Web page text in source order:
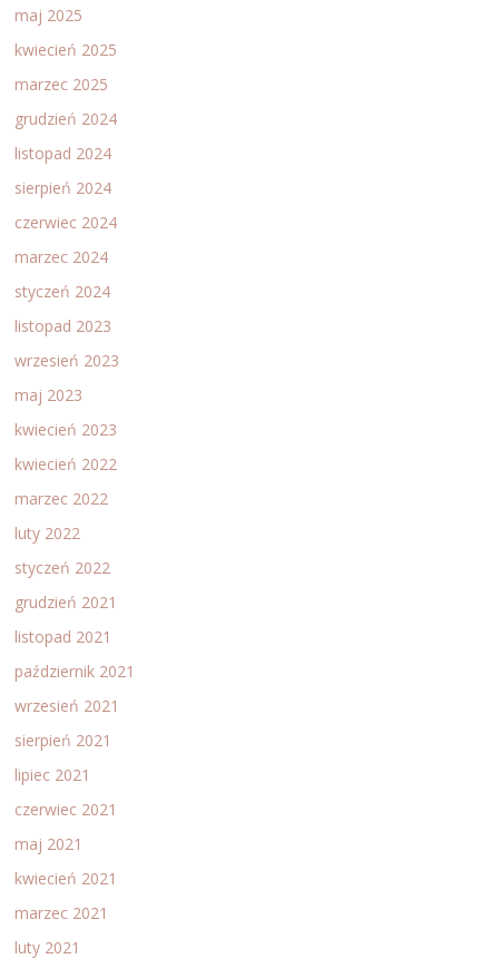
maj 2025
kwiecień 2025
marzec 2025
grudzień 2024
listopad 2024
sierpień 2024
czerwiec 2024
marzec 2024
styczeń 2024
listopad 2023
wrzesień 2023
maj 2023
kwiecień 2023
kwiecień 2022
marzec 2022
luty 2022
styczeń 2022
grudzień 2021
listopad 2021
październik 2021
wrzesień 2021
sierpień 2021
lipiec 2021
czerwiec 2021
maj 2021
kwiecień 2021
marzec 2021
luty 2021